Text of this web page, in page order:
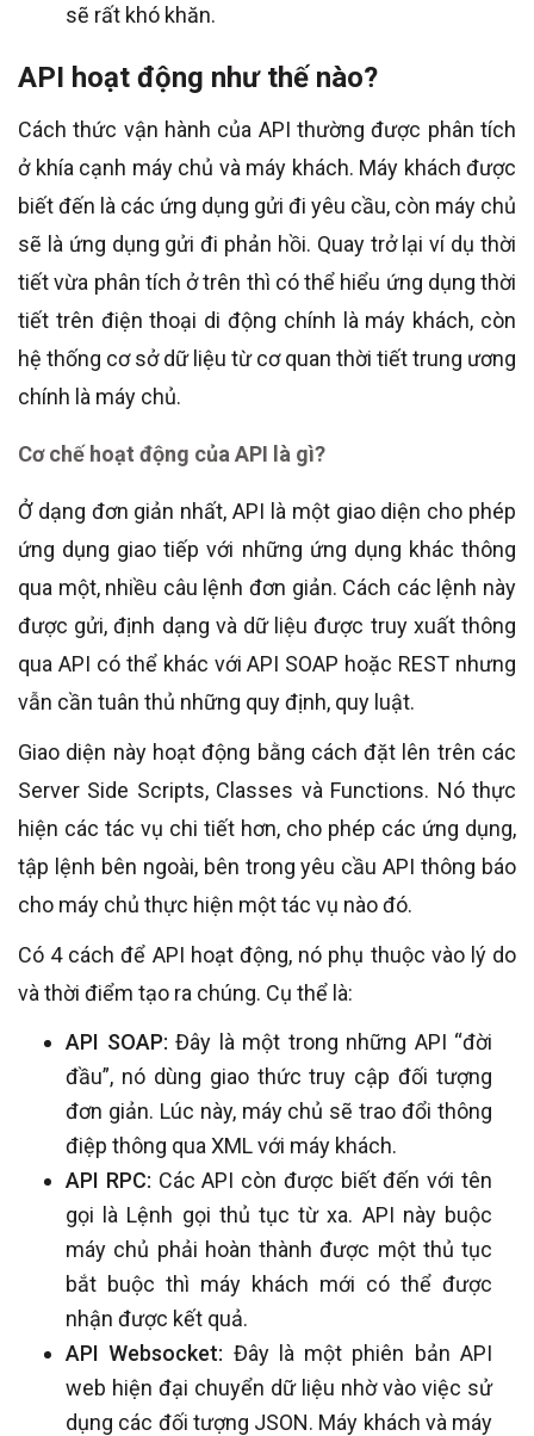
sẽ rất khó khăn.
API hoạt động như thế nào?
Cách thức vận hành của API thường được phân tích
ở khía cạnh máy chủ và máy khách. Máy khách được
biết đến là các ứng dụng gửi đi yêu cầu, còn máy chủ
sẽ là ứng dụng gửi đi phản hồi. Quay trở lại ví dụ thời
tiết vừa phân tích ở trên thì có thể hiểu ứng dụng thời
tiết trên điện thoại di động chính là máy khách, còn
hệ thống cơ sở dữ liệu từ cơ quan thời tiết trung ương
chính là máy chủ.
Cơ chế hoạt động của API là gì?
Ở dạng đơn giản nhất, API là một giao diện cho phép
ứng dụng giao tiếp với những ứng dụng khác thông
qua một, nhiều câu lệnh đơn giản. Cách các lệnh này
được gửi, định dạng và dữ liệu được truy xuất thông
qua API có thể khác với API SOAP hoặc REST nhưng
vẫn cần tuân thủ những quy định, quy luật.
Giao diện này hoạt động bằng cách đặt lên trên các
Server Side Scripts, Classes và Functions. Nó thực
hiện các tác vụ chi tiết hơn, cho phép các ứng dụng,
tập lệnh bên ngoài, bên trong yêu cầu API thông báo
cho máy chủ thực hiện một tác vụ nào đó.
Có 4 cách để API hoạt động, nó phụ thuộc vào lý do
và thời điểm tạo ra chúng. Cụ thể là:
API SOAP: Đây là một trong những API “đời
đầu”, nó dùng giao thức truy cập đối tượng
đơn giản. Lúc này, máy chủ sẽ trao đổi thông
điệp thông qua XML với máy khách.
API RPC: Các API còn được biết đến với tên
gọi là Lệnh gọi thủ tục từ xa. API này buộc
máy chủ phải hoàn thành được một thủ tục
bắt buộc thì máy khách mới có thể được
nhận được kết quả.
API Websocket: Đây là một phiên bản API
web hiện đại chuyển dữ liệu nhờ vào việc sử
dụng các đối tượng JSON. Máy khách và máy